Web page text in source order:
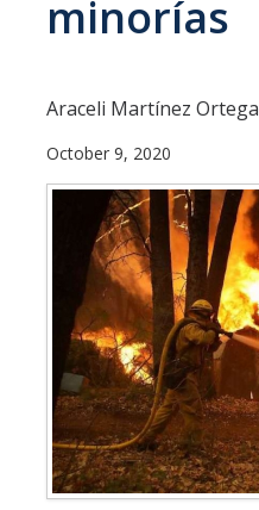
Faculty
Researchers
Leadership and Staff
Executive Committee
Alumni
Research
Publications
Groups
minorías
Araceli Martínez Ortega
October 9, 2020